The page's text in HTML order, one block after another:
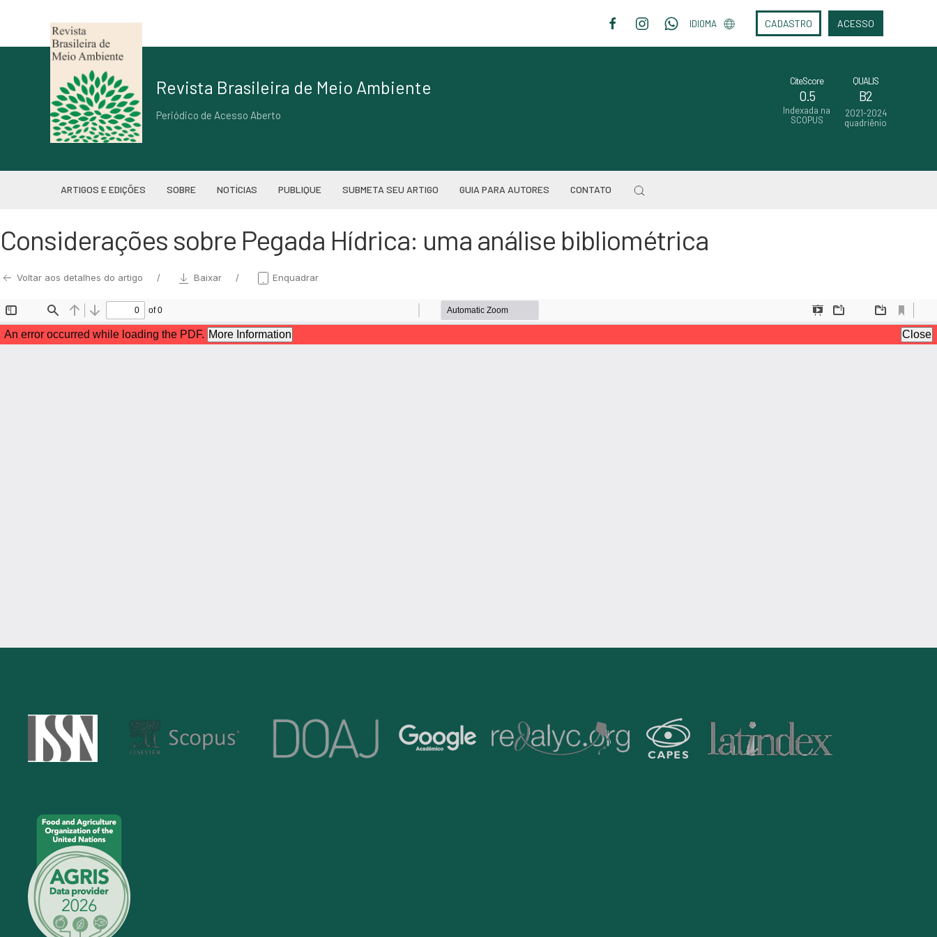
IDIOMA CADASTRO ACESSO
Revista Brasileira de Meio Ambiente
Periódico de Acesso Aberto
CiteScore
0.5
Indexada na
SCOPUS
QUALIS
B2
2021-2024
quadriênio
ARTIGOS E EDIÇÕES SOBRE NOTÍCIAS PUBLIQUE SUBMETA SEU ARTIGO GUIA PARA AUTORES CONTATO
Considerações sobre Pegada Hídrica: uma análise bibliométrica
Voltar aos detalhes do artigo Baixar Enquadrar